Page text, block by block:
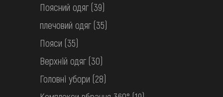
НАВЧИТИСЯ
ПОСЛУГИ
FAQ
ОНЛАЙН-КРАМНИЦЯ
ФІЛЬТРИ
Натільний одяг
Поясний одяг (39)
плечовий одяг (35)
Пояси (35)
Верхній одяг (30)
Головні убори (28)